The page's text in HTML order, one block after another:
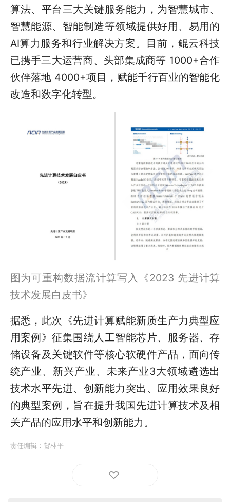
算法、平台三大关键服务能力，为智慧城市、
智慧能源、智能制造等领域提供好用、易用的
AI算力服务和行业解决方案。目前，鲲云科技
已携手三大运营商、头部集成商等 1000+合作
伙伴落地 4000+项目，赋能千行百业的智能化
改造和数字化转型。
图为可重构数据流计算写入《2023 先进计算
技术发展白皮书》
据悉，此次 《先进计算赋能新质生产力典型应
用案例》征集围绕人工智能芯片、服务器、存
储设备及关键软件等核心软硬件产品，面向传
统产业、新兴产业、未来产业3大领域遴选出
技术水平先进、创新能力突出、应用效果良好
的典型案例，旨在提升我国先进计算技术及相
关产品的应用水平和创新能力。
责任编辑： 贺林平